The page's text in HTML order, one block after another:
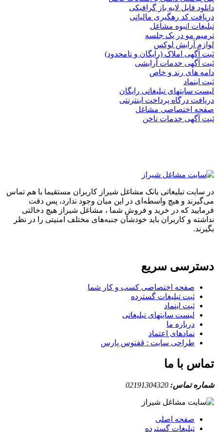
دانلود فایل لایه باز گرافیکی
دریافت کد رهگیری مالیاتی
تبلیغات انبوه مشاغل
ترمیم مو در یک جلسه
لوازم آرایش لوکس
ثبت آگهی املاک (رایگان و نامحدود)
ثبت آگهی خدمات آرایشی
دامه های رند و خاص
ثبت اینماد
لیست سایتهای تبلیغاتی رایگان
دریافت درگاه پرداخت اینترنتی
صفحه اختصاصی مشاغل
ثبت آگهی خدمات ناخن
در سایت تبلیغاتی بانک مشاغل شیراز کاربران مستقیما با هم تماس
می‌گیرند و هیچ واسطه‌ای در این میان وجود ندارد، پس دقت
فرمایید که در خرید و فروشِ شما ، مشاغل شیراز هیچ دخالتی
نداشته و کاربران باید خودشان جنبه‌های مختلف امنیتی را در نظر
بگیرند.
دسترسی سریع
صفحه اختصاصی کسب و کار شما
ثبت تبلیغات گسترده
ثبت اینماد
لیست سایتهای تبلیغاتی
درباره ما
نمادهای اعتماد
طراحی سایت : ققنوس پارس
تماس با ما
شماره تماس: 02191304320
صفحه اصلی
تبلیغات گسترده